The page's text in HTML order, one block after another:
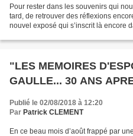
Pour rester dans les souvenirs qui
tard, de retrouver des réflexions
nouvel exposé qui s’inscrit là encore
"LES MEMOIRES
GAULLE... 30 ANS
Publié le 02/08/2018 à 12:20
Par Patrick CLEMENT
En ce beau mois d’août frappé par